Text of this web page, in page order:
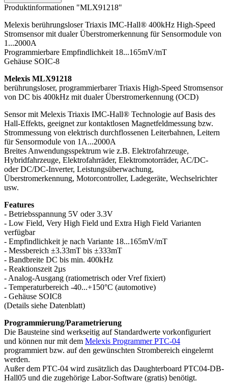
Produktinformationen "MLX91218"
Melexis berührungsloser Triaxis IMC-Hall® 400kHz High-Speed
Stromsensor mit dualer Überstromerkennung für Sensormodule von
1...2000A
Programmierbare Empfindlichkeit 18...165mV/mT
Gehäuse SOIC-8
Melexis MLX91218
berührungsloser, programmierbarer Triaxis High-Speed Stromsensor
von DC bis 400kHz mit dualer Überstromerkennung (OCD)
Sensor mit Melexis Triaxis IMC-Hall® Technologie auf Basis des
Hall-Effekts, geeignet zur kontaktlosen Magnetfeldmessung bzw.
Strommessung von elektrisch durchflossenen Leiterbahnen, Leitern
für Sensormodule von 1A...2000A
Breites Anwendungsspektrum wie z.B. Elektrofahrzeuge,
Hybridfahrzeuge, Elektrofahrräder, Elektromotorräder, AC/DC-
oder DC/DC-Inverter, Leistungsüberwachung,
Überstromerkennung, Motorcontroller, Ladegeräte, Wechselrichter
usw.
Features
- Betriebsspannung 5V oder 3.3V
- Low Field, Very High Field und Extra High Field Varianten
verfügbar
- Empfindlichkeit je nach Variante 18...165mV/mT
- Messbereich ±3.33mT bis ±333mT
- Bandbreite DC bis min. 400kHz
- Reaktionszeit 2µs
- Analog-Ausgang (ratiometrisch oder Vref fixiert)
- Temperaturbereich -40...+150°C (automotive)
- Gehäuse SOIC8
(Details siehe Datenblatt)
Programmierung/Parametrierung
Die Bausteine sind werkseitig auf Standardwerte vorkonfiguriert
und können nur mit dem Melexis Programmer PTC-04
programmiert bzw. auf den gewünschten Strombereich eingelernt
werden.
Außer dem PTC-04 wird zusätzlich das Daughterboard PTC04-DB-
Hall05 und die zugehörige Labor-Software (gratis) benötigt.